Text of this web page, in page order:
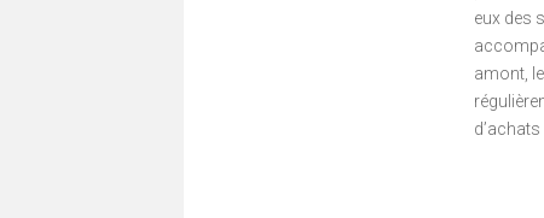
eux des
amont,
d’achats